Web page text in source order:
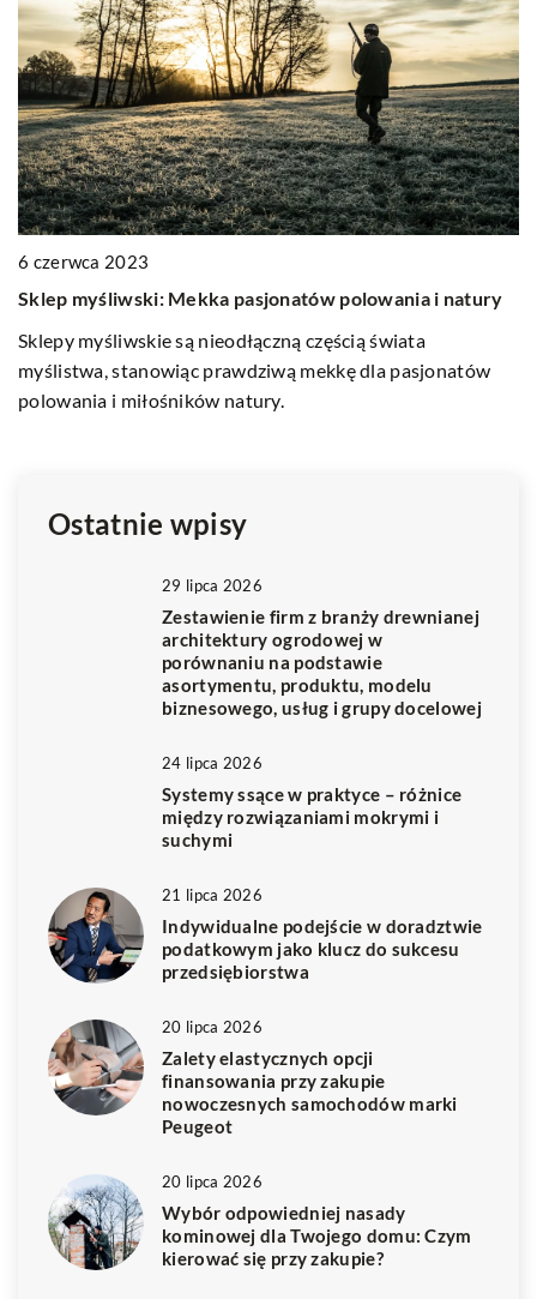
6 czerwca 2023
Sklep myśliwski: Mekka pasjonatów polowania i natury
Sklepy myśliwskie są nieodłączną częścią świata
myślistwa, stanowiąc prawdziwą mekkę dla pasjonatów
polowania i miłośników natury.
Ostatnie wpisy
29 lipca 2026
Zestawienie firm z branży drewnianej
architektury ogrodowej w
porównaniu na podstawie
asortymentu, produktu, modelu
biznesowego, usług i grupy docelowej
24 lipca 2026
Systemy ssące w praktyce – różnice
między rozwiązaniami mokrymi i
suchymi
21 lipca 2026
Indywidualne podejście w doradztwie
podatkowym jako klucz do sukcesu
przedsiębiorstwa
20 lipca 2026
Zalety elastycznych opcji
finansowania przy zakupie
nowoczesnych samochodów marki
Peugeot
20 lipca 2026
Wybór odpowiedniej nasady
kominowej dla Twojego domu: Czym
kierować się przy zakupie?